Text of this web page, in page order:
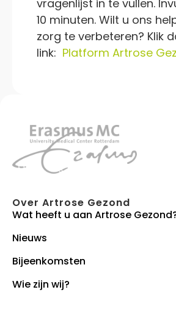
vragenlijst in te vullen.
10 minuten. Wilt u ons
zorg te verbeteren? Klik
link: Platform Artrose
Over Artrose Gezond
Wat heeft u aan Artrose
Nieuws
Bijeenkomsten
Wie zijn wij?